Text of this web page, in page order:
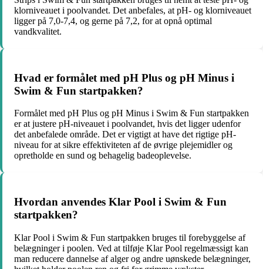
klorniveauet i poolvandet. Det anbefales, at pH- og klorniveauet
ligger på 7,0-7,4, og gerne på 7,2, for at opnå optimal
vandkvalitet.
Hvad er formålet med pH Plus og pH Minus i
Swim & Fun startpakken?
Formålet med pH Plus og pH Minus i Swim & Fun startpakken
er at justere pH-niveauet i poolvandet, hvis det ligger udenfor
det anbefalede område. Det er vigtigt at have det rigtige pH-
niveau for at sikre effektiviteten af de øvrige plejemidler og
opretholde en sund og behagelig badeoplevelse.
Hvordan anvendes Klar Pool i Swim & Fun
startpakken?
Klar Pool i Swim & Fun startpakken bruges til forebyggelse af
belægninger i poolen. Ved at tilføje Klar Pool regelmæssigt kan
man reducere dannelse af alger og andre uønskede belægninger,